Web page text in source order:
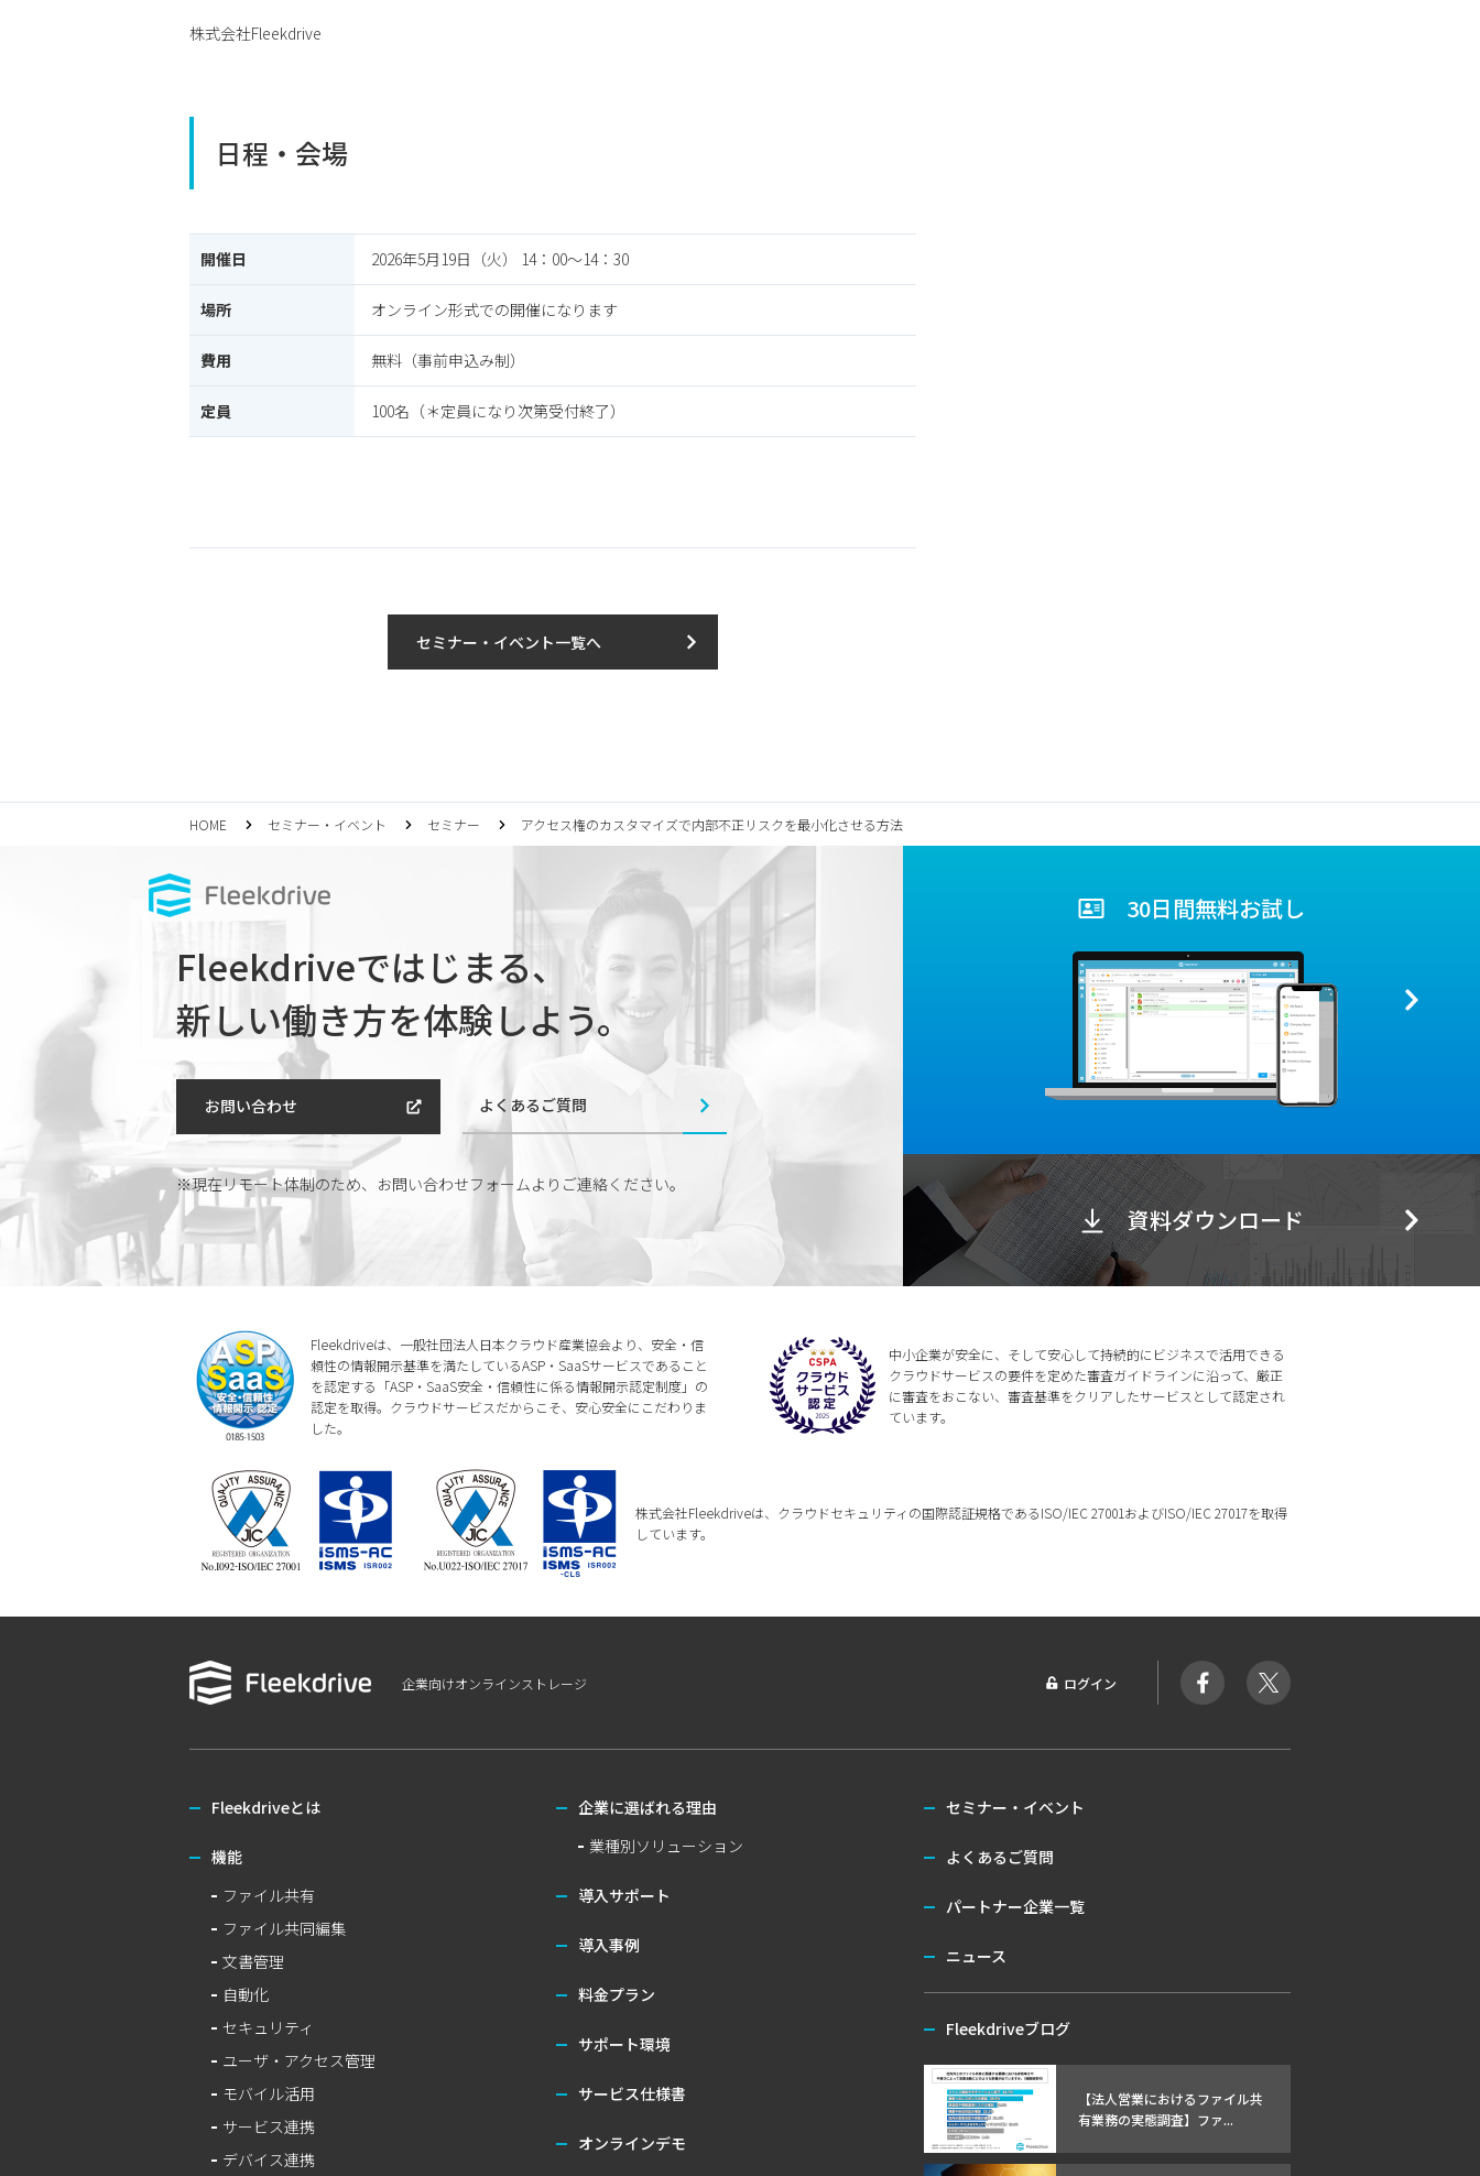
株式会社Fleekdrive
日程・会場
開催日 2026年5月19日（火） 14：00～14：30
場所 オンライン形式での開催になります
費用 無料（事前申込み制）
定員 100名（＊定員になり次第受付終了）
セミナー・イベント一覧へ
HOME セミナー・イベント セミナー アクセス権のカスタマイズで内部不正リスクを最小化させる方法
Fleekdriveではじまる、
新しい働き方を体験しよう。
お問い合わせ よくあるご質問
※現在リモート体制のため、 お問い合わせフォームよりご連絡ください。
30日間無料お試し
資料ダウンロード
Fleekdriveは、一般社団法人日本クラウド産業協会より、安全・信
頼性の情報開示基準を満たしているASP・SaaSサービスであること
を認定する「ASP・SaaS安全・信頼性に係る情報開示認定制度」の
認定を取得。クラウドサービスだからこそ、安心安全にこだわりま
した。
中小企業が安全に、そして安心して持続的にビジネスで活用できる
クラウドサービスの要件を定めた審査ガイドラインに沿って、厳正
に審査をおこない、審査基準をクリアしたサービスとして認定され
ています。
株式会社Fleekdriveは、クラウドセキュリティの国際認証規格であるISO/IEC 27001およびISO/IEC 27017を取得
しています。
企業向けオンラインストレージ ログイン
Fleekdriveとは
機能
ファイル共有
ファイル共同編集
文書管理
自動化
セキュリティ
ユーザ・アクセス管理
モバイル活用
サービス連携
デバイス連携
企業に選ばれる理由
業種別ソリューション
導入サポート
導入事例
料金プラン
サポート環境
サービス仕様書
オンラインデモ
セミナー・イベント
よくあるご質問
パートナー企業一覧
ニュース
Fleekdriveブログ
【法人営業におけるファイル共
有業務の実態調査】ファ...